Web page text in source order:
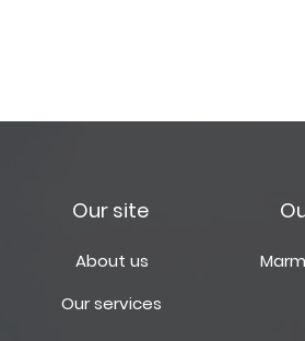
Our site
About us
Our services